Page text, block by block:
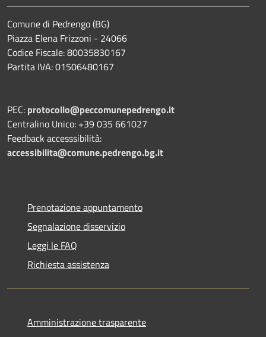
Comune di Pedrengo (BG)
Piazza Elena Frizzoni - 24066
Codice Fiscale: 80035830167
Partita IVA: 01506480167
PEC: protocollo@peccomunepedrengo.it
Centralino Unico: +39 035 661027
Feedback accesssibilità:
accessibilita@comune.pedrengo.bg.it
Prenotazione appuntamento
Segnalazione disservizio
Leggi le FAQ
Richiesta assistenza
Amministrazione trasparente